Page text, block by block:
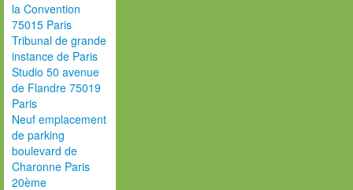
la Convention
75015 Paris
Tribunal de grande
instance de Paris
Studio 50 avenue
de Flandre 75019
Paris
Neuf emplacement
de parking
boulevard de
Charonne Paris
20ème